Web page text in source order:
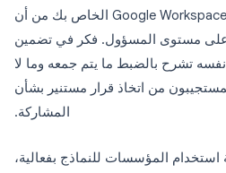
تكنولوجيا المعلومات أو Google Workspace الخاص بك من أن
على مستوى المسؤول. فكر في تضمين
تشرح بالضبط ما يتم جمعه وما لا
من اتخاذ قرار مستنير بشأن
المشاركة.
استخدام المؤسسات للنماذج بفعالية،